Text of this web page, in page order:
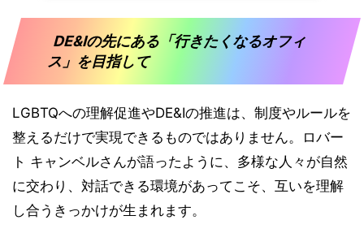
DE&Iの先にある「行きたくなるオフィ
ス」を目指して
LGBTQへの理解促進やDE&Iの推進は、制度やルールを
整えるだけで実現できるものではありません。ロバー
ト キャンベルさんが語ったように、多様な人々が自然
に交わり、対話できる環境があってこそ、互いを理解
し合うきっかけが生まれます。